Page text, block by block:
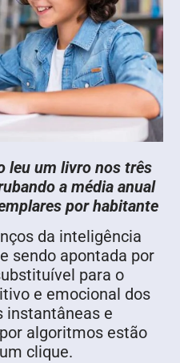
leu um livro nos três
a média anual
por habitante
da inteligência
sendo apontada por
para o
e emocional dos
instantâneas e
algoritmos estão
clique.